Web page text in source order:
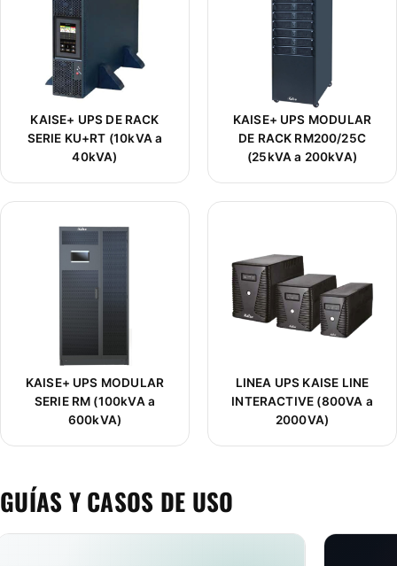
KAISE+ UPS DE RACK
SERIE KU+RT (10kVA a
40kVA)
KAISE+ UPS MODULAR
DE RACK RM200/25C
(25kVA a 200kVA)
KAISE+ UPS MODULAR
SERIE RM (100kVA a
600kVA)
LINEA UPS KAISE LINE
INTERACTIVE (800VA a
2000VA)
GUÍAS Y CASOS DE USO